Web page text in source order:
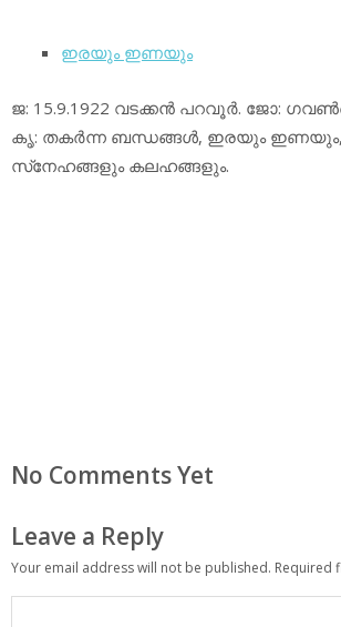
ഇരയും ഇണയും
ജ: 15.9.1922 വടക്കന്‍ പറവൂര്‍. ജോ:
കൃ: തകര്‍ന്ന ബന്ധങ്ങള്‍, ഇരയും ഇണയും,
സ്‌നേഹങ്ങളും കലഹങ്ങളും.
No Comments Yet
Leave a Reply
Your email address will not be published. Required